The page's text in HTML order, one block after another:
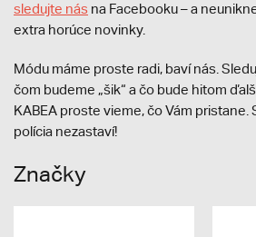
sledujte nás na Facebooku – a
extra horúce novinky.
Módu máme proste radi, baví nás.
čom budeme „šik“ a čo bude hitom
KABEA proste vieme, čo Vám pristane.
polícia nezastaví!
Značky